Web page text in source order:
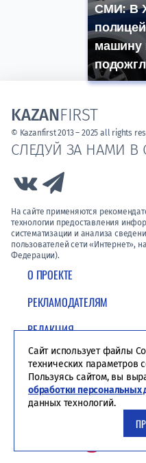
СМИ: В
машину
О ПРОЕКТЕ
РЕКЛАМОДАТЕЛЯМ
РЕДАКЦИЯ
ПОЛИТИКА
СЛЕДУЙ ЗА НАМИ В
Link to Vk
На сайте применяются
технологии предоставления
систематизации и анализа
пользователей сети «Интернет»,
Федерации).
KAZANFIRST
© Kazanfirst 2013 – 2025 all rights
Сайт использует файлы
технических параметров
Пользуясь сайтом, вы
обработки персональных
данных технологий.